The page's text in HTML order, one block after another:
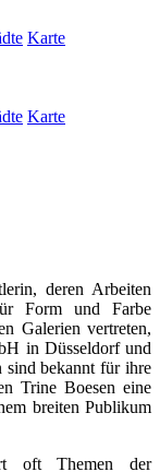
Karte
Karte
deren Arbeiten
Form und Farbe
Galerien vertreten,
in Düsseldorf und
bekannt für ihre
Trine Boesen eine
breiten Publikum
oft Themen der